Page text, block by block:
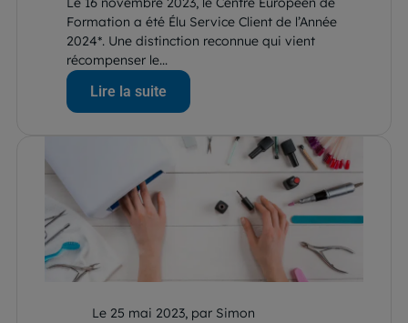
Formation a été Élu Service Client de l’Année
2024*. Une distinction reconnue qui vient
récompenser le...
Lire la suite
Le 25 mai 2023, par Simon